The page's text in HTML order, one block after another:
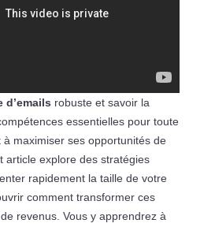
d’emails robuste et savoir la
essentielles pour toute
maximiser ses opportunités de
article explore des stratégies
rapidement la taille de votre
comment transformer ces
revenus. Vous y apprendrez à